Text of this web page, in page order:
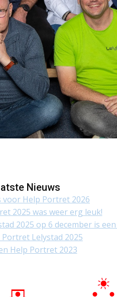
Nieuws
voor Help Portret 2026
2025 was weer erg leuk!
2025 op 6 december is
Portret Lelystad 2025
Help Portret 2023